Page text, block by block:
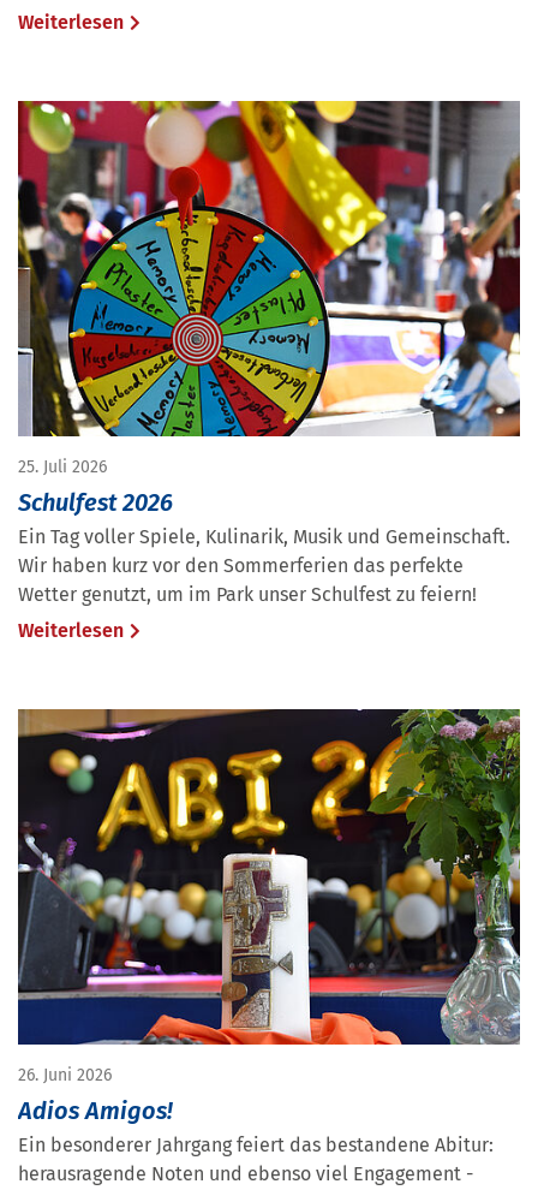
Weiterlesen
25. Juli 2026
Schulfest 2026
Ein Tag voller Spiele, Kulinarik, Musik und Gemeinschaft.
Wir haben kurz vor den Sommerferien das perfekte
Wetter genutzt, um im Park unser Schulfest zu feiern!
Weiterlesen
26. Juni 2026
Adios Amigos!
Ein besonderer Jahrgang feiert das bestandene Abitur:
herausragende Noten und ebenso viel Engagement -